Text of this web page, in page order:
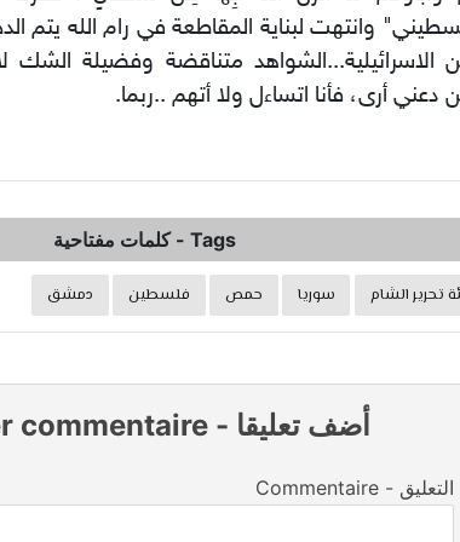
وانتهت لبناية المقاطعة في رام الله يتم
الاسرائيلية...الشواهد متناقضة وفضيلة الشك
دعني أرى، فأنا اتساءل ولا أتهم ..ربما.
Tags
-كلمات مفتاحية
تحرير الشام سوريا حمص فلسطين دمشق
commentaire- أضف تعليقا
Commentaire - التعليق